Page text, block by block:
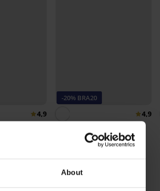
About
4,9
-20% BRA20
4,9
gladmakend